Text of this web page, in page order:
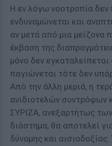
Η εν λόγω νοοτροπία δεν
ενδυναμώνεται και
αν μετά από μια μείζονα
έκβαση της
μόνο δεν
παγιώνεται τότε δεν
Από την άλλη μεριά, η
ανιδιοτελών συντρόφων
ΣΥΡΙΖΑ, ανεξαρτήτως
διάστημα, θα αποτελεί
δύναμης και